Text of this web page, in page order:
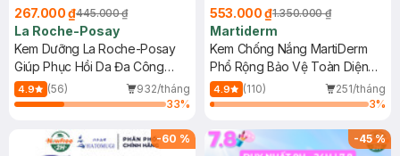
267.000 ₫445.000 ₫
La Roche-Posay
Kem Dưỡng La Roche-Posay
Giúp Phục Hồi Da Đa Công
Dụng 40ml
4.9 (56)
932/tháng
33%
553.000 ₫1.350.000 ₫
Martiderm
Kem Chống Nắng MartiDerm
Phổ Rộng Bảo Vệ Toàn Diện
40ml
4.9 (110)
251/tháng
3%
-60 % -45%